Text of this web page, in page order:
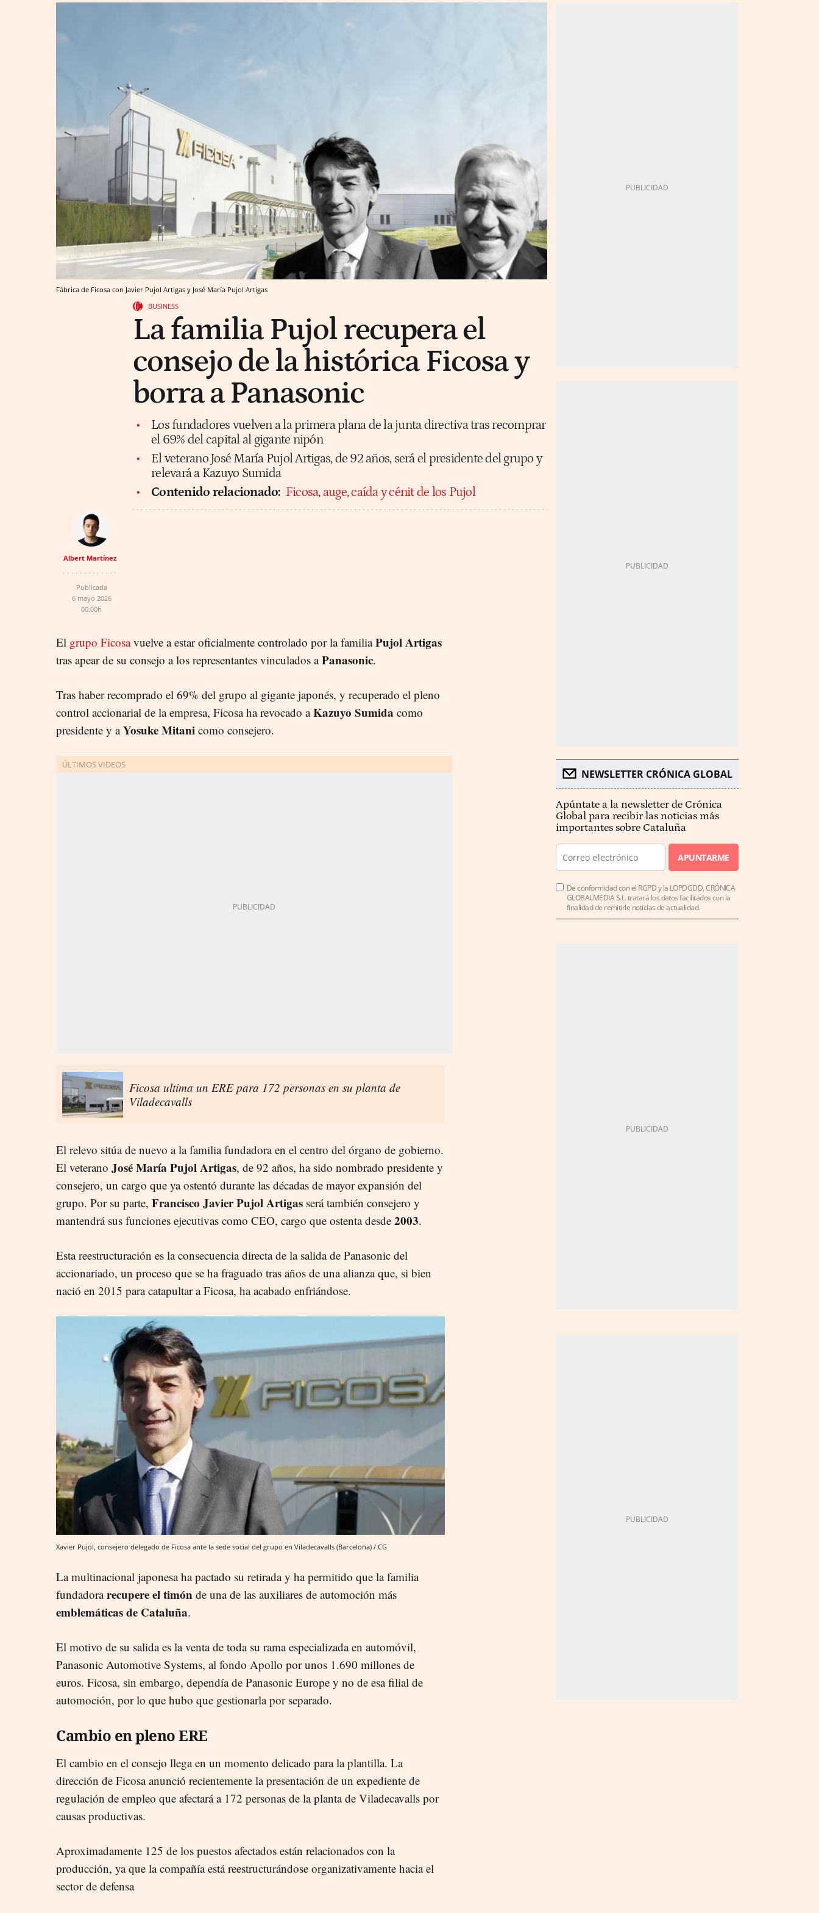
Fábrica de Ficosa con Javier Pujol Artigas y José María Pujol Artigas
BUSINESS
La familia Pujol recupera el
consejo de la histórica Ficosa y
borra a Panasonic
Los fundadores vuelven a la primera plana de la junta directiva tras recomprar
el 69% del capital al gigante nipón
El veterano José María Pujol Artigas, de 92 años, será el presidente del grupo y
relevará a Kazuyo Sumida
Contenido relacionado: Ficosa, auge, caída y cénit de los Pujol
Albert Martínez
Publicada
6 mayo 2026
00:00h
El grupo Ficosavuelve a estar oficialmente controlado por la familiaPujol Artigas
tras apear de su consejo a los representantes vinculados aPanasonic.
Tras haber recomprado el 69% del grupo al gigante japonés, y recuperado el pleno
control accionarial de la empresa, Ficosa ha revocado aKazuyo Sumida como
presidente y aYosuke Mitani como consejero.
Ficosa ultima un ERE para 172 personas en su planta de
Viladecavalls
El relevo sitúa de nuevo a la familia fundadora en el centro del órgano de gobierno.
El veterano José María Pujol Artigas, de 92 años, ha sido nombrado presidente y
consejero, un cargo que ya ostentó durante las décadas de mayor expansión del
grupo. Por su parte, Francisco Javier Pujol Artigas será también consejero y
mantendrá sus funciones ejecutivas como CEO, cargo que ostenta desde 2003.
Esta reestructuración es la consecuencia directa de la salida de Panasonic del
accionariado, un proceso que se ha fraguado tras años de una alianza que, si bien
nació en 2015 para catapultar a Ficosa, ha acabado enfriándose.
Xavier Pujol, consejero delegado de Ficosa ante la sede social del grupo en Viladecavalls (Barcelona) / CG
La multinacional japonesa ha pactado su retirada y ha permitido que la familia
fundadorarecupere el timón de una de las auxiliares de automoción más
emblemáticas de Cataluña.
El motivo de su salida es la venta de toda su rama especializada en automóvil,
Panasonic Automotive Systems, al fondo Apollo por unos 1.690 millones de
euros. Ficosa, sin embargo, dependía de Panasonic Europe y no de esa filial de
automoción, por lo que hubo que gestionarla por separado.
Cambio en pleno ERE
El cambio en el consejo llega en un momento delicado para la plantilla. La
dirección de Ficosa anunció recientemente la presentación de un expediente de
regulación de empleo que afectará a 172 personas de la planta de Viladecavalls por
causas productivas.
Aproximadamente 125 de los puestos afectados están relacionados con la
producción, ya que la compañía está reestructurándose organizativamente hacia el
sector de defensa
NEWSLETTER CRÓNICA GLOBAL
Apúntate a la newsletter de Crónica
Global para recibir las noticias más
importantes sobre Cataluña
APUNTARME
De conformidad con el RGPD y la LOPDGDD, CRÓNICA
GLOBALMEDIA S.L. tratará los datos facilitados con la
finalidad de remitirle noticias de actualidad.